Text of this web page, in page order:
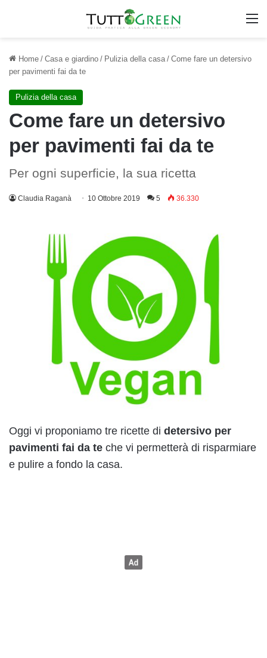
Home / Casa e giardino / Pulizia della casa / Come fare un detersivo
per pavimenti fai da te
Pulizia della casa
Come fare un detersivo
per pavimenti fai da te
Per ogni superficie, la sua ricetta
Claudia Raganà 10 Ottobre 2019 5 36.330
Oggi vi proponiamo tre ricette di detersivo per
pavimenti fai da te che vi permetterà di risparmiare
e pulire a fondo la casa.